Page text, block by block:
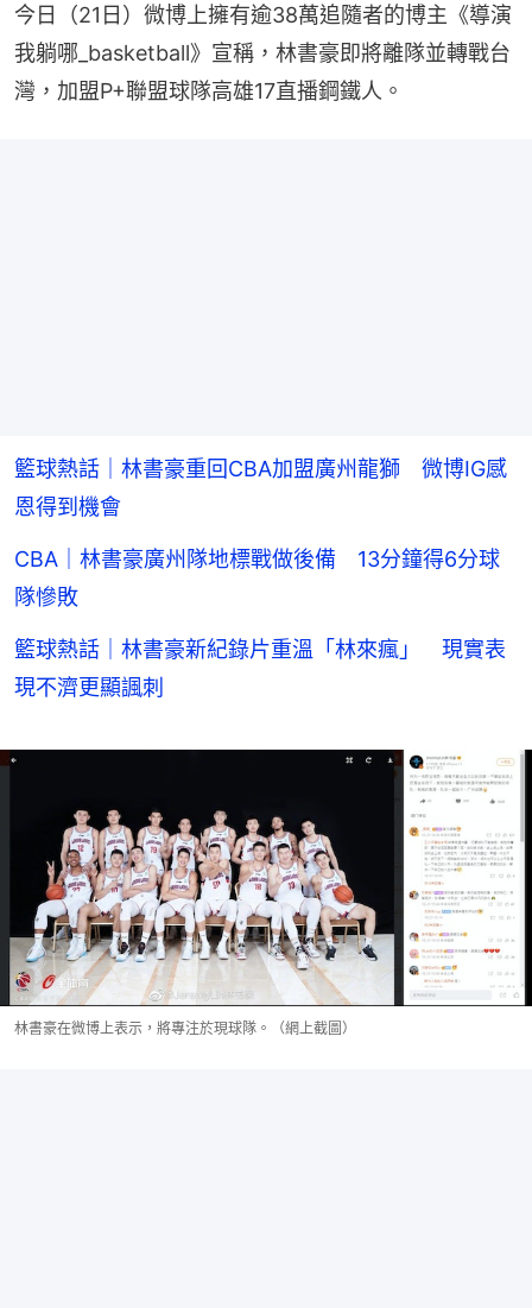
今日（21日）微博上擁有逾38萬追隨者的博主《導演
我躺哪_basketball》宣稱，林書豪即將離隊並轉戰台
灣，加盟P+聯盟球隊高雄17直播鋼鐵人。
籃球熱話｜林書豪重回CBA加盟廣州龍獅 微博IG感
恩得到機會
CBA｜林書豪廣州隊地標戰做後備 13分鐘得6分球
隊慘敗
籃球熱話｜林書豪新紀錄片重溫「林來瘋」 現實表
現不濟更顯諷刺
林書豪在微博上表示，將專注於現球隊。（網上截圖）